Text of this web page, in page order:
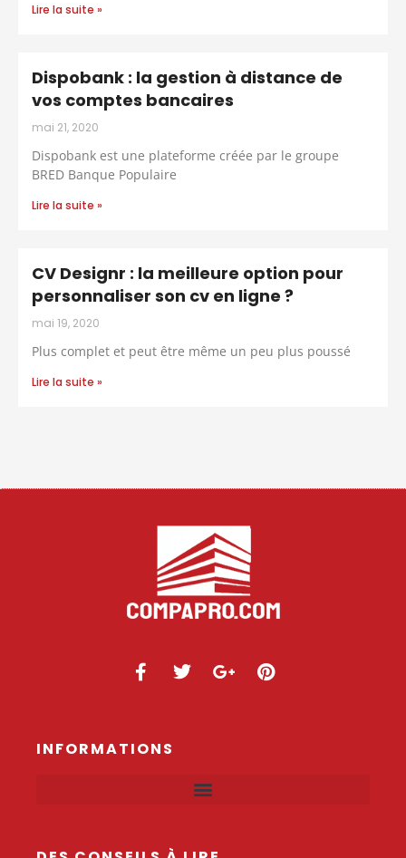
Lire la suite »
Dispobank : la gestion à distance de
vos comptes bancaires
mai 21, 2020
Dispobank est une plateforme créée par le groupe
BRED Banque Populaire
Lire la suite »
CV Designr : la meilleure option pour
personnaliser son cv en ligne ?
mai 19, 2020
Plus complet et peut être même un peu plus poussé
Lire la suite »
INFORMATIONS